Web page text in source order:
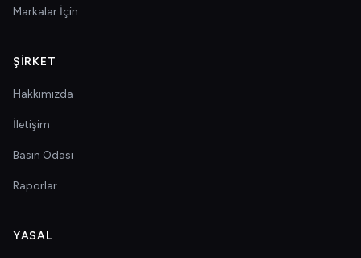
Markalar İçin
ŞIRKET
Hakkımızda
İletişim
Basın Odası
Raporlar
YASAL